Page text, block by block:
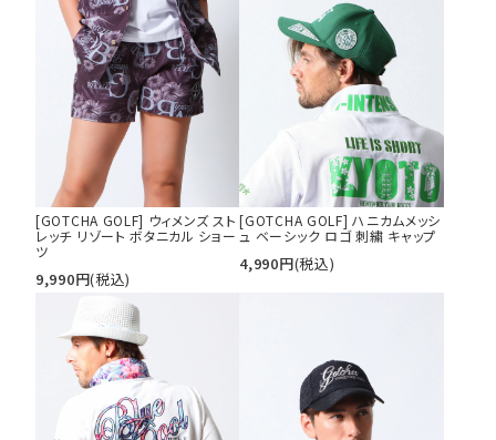
キーワードから探す
[GOTCHA GOLF] ウィメンズ スト
レッチ リゾート ボタニカル ショー
ツ
9,990円(税込)
[GOTCHA GOLF] ハニカムメッシ
ュ ベーシック ロゴ 刺繍 キャップ
4,990円(税込)